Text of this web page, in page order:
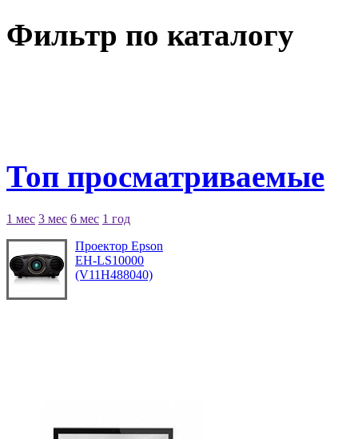
Фильтр по каталогу
Топ просматриваемые
1 мес 3 мес 6 мес 1 год
Проектор Epson
EH-LS10000
(V11H488040)